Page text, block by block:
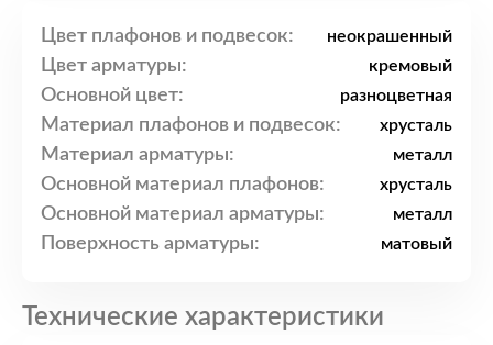
Цвет плафонов и подвесок: неокрашенный
Цвет арматуры: кремовый
Основной цвет: разноцветная
Материал плафонов и подвесок: хрусталь
Материал арматуры: металл
Основной материал плафонов: хрусталь
Основной материал арматуры: металл
Поверхность арматуры: матовый
Технические характеристики